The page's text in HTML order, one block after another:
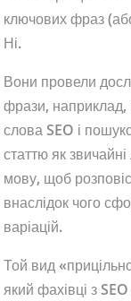
ключових фраз
Ні.
Вони провели
фрази,
слова SEO і
статтю як
мову, щоб
внаслідок чого
варіацій.
Той вид
який фахівці з